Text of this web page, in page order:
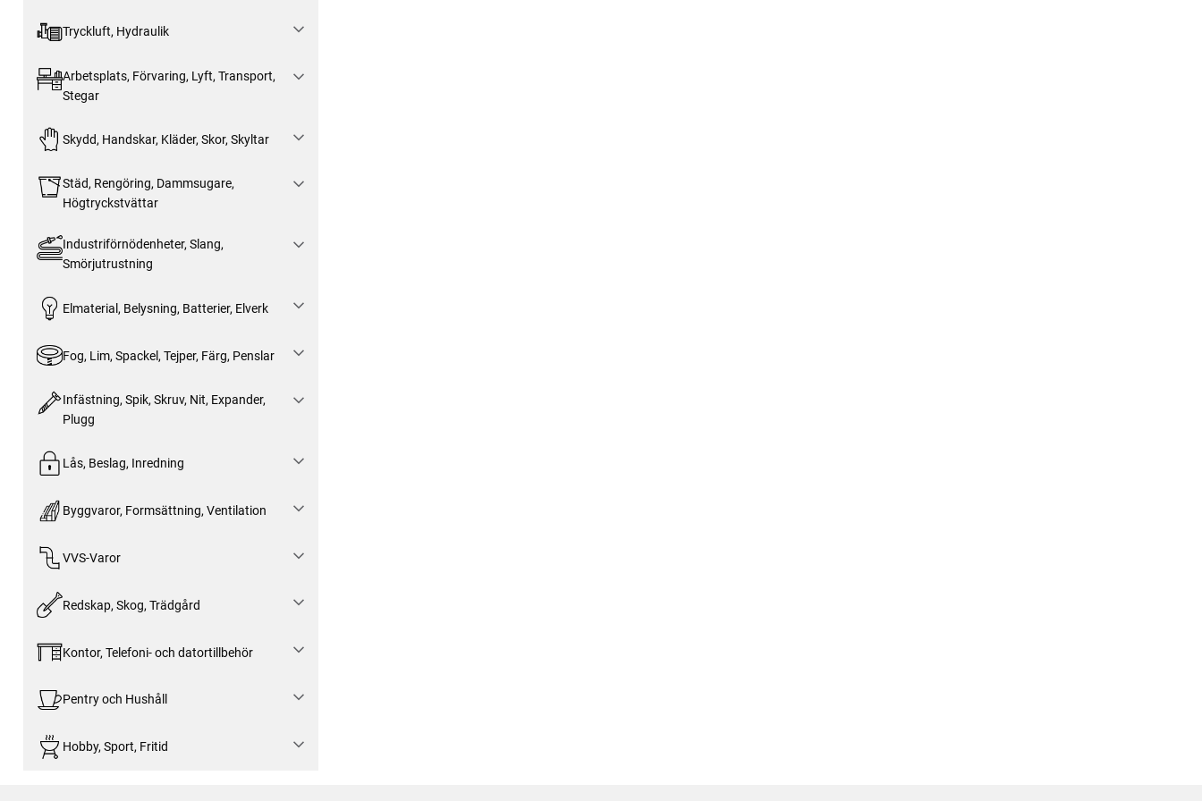
Tryckluft, Hydraulik
Arbetsplats, Förvaring, Lyft, Transport,
Stegar
Skydd, Handskar, Kläder, Skor, Skyltar
Städ, Rengöring, Dammsugare,
Högtryckstvättar
Industriförnödenheter, Slang,
Smörjutrustning
Elmaterial, Belysning, Batterier, Elverk
Fog, Lim, Spackel, Tejper, Färg, Penslar
Infästning, Spik, Skruv, Nit, Expander,
Plugg
Lås, Beslag, Inredning
Byggvaror, Formsättning, Ventilation
VVS-Varor
Redskap, Skog, Trädgård
Kontor, Telefoni- och datortillbehör
Pentry och Hushåll
Hobby, Sport, Fritid